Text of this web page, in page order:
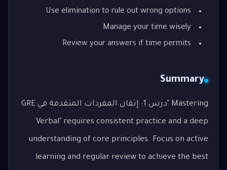
Use elimination to rule out wrong options
Manage your time wisely
Review your answers if time permits
Summary
Mastering "درس 1: إتقان المفردات المتقدمة في GRE
Verbal" requires consistent practice and a deep
understanding of core principles. Focus on active
learning and regular review to achieve the best